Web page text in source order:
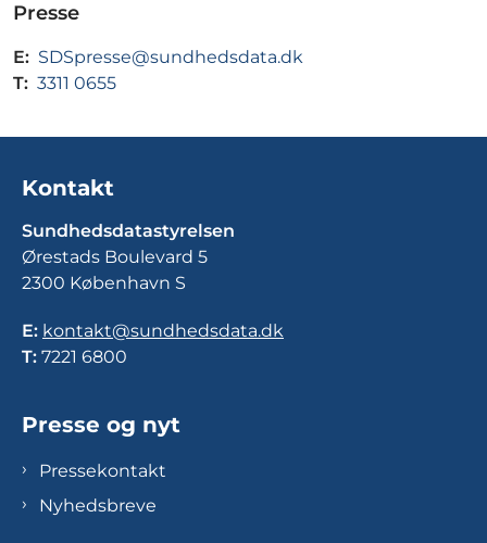
Presse
E: SDSpresse@sundhedsdata.dk
T: 3311 0655
Kontakt
Sundhedsdatastyrelsen
Ørestads Boulevard 5
2300 København S
E: kontakt@sundhedsdata.dk
T: 7221 6800
Presse og nyt
Pressekontakt
Nyhedsbreve